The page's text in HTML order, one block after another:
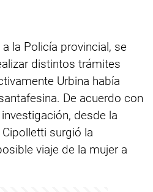
la Policía provincial, se
distintos trámites
Urbina había
De acuerdo con
desde la
surgió la
viaje de la mujer a